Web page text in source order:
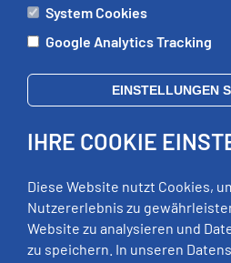
ÄMTER
Di:
09:00 - 12:00 Uhr,
Mi:
geschlossen
Fr:
09:00 - 12:00 Uhr
RECHTLICHES
System Cookies
Google Analytics Tracking
EINSTELLUNGEN
IHRE COOKIE
Diese Website nutzt Cookies,
Nutzererlebnis zu
Website zu analysieren und
zu speichern. In unseren